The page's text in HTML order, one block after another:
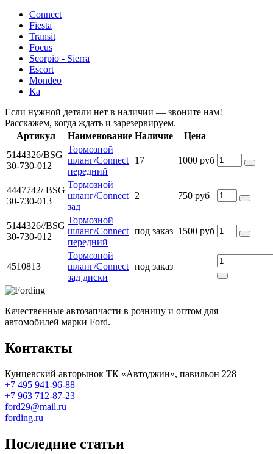
Connect
Fiesta
Transit
Focus
Scorpio - Sierra
Escort
Mondeo
Ка
Если нужной детали нет в наличии — звоните нам!
Расскажем, когда ждать и зарезервируем.
Артикул
Наименование Наличие
Цена
5144326/BSG
30-730-012
Тормозной
шланг/Connect
передний
17 1000 руб
4447742/ BSG
30-730-013
Тормозной
шланг/Connect
зад
2 750 руб
5144326//BSG
30-730-012
Тормозной
шланг/Connect
передний
под заказ 1500 руб
4510813
Тормозной
шланг/Connect
зад диски
под заказ
Качественные автозапчасти в розницу и оптом для
автомобилей марки Ford.
Контакты
Кунцевский авторынок ТК «Автоджин», павильон 228
+7 495 941-96-88
+7 963 712-87-23
ford29@mail.ru
fording.ru
Последние статьи